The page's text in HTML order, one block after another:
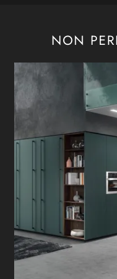
NON